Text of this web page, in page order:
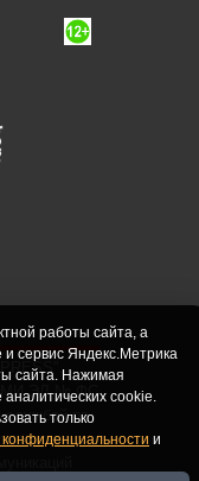
СМИ ЭЛ № ФС
службой по
работы сайта, а
и сервис Яндекс.Метрика
сайта. Нажимая
cookie.
только
конфиденциальности и